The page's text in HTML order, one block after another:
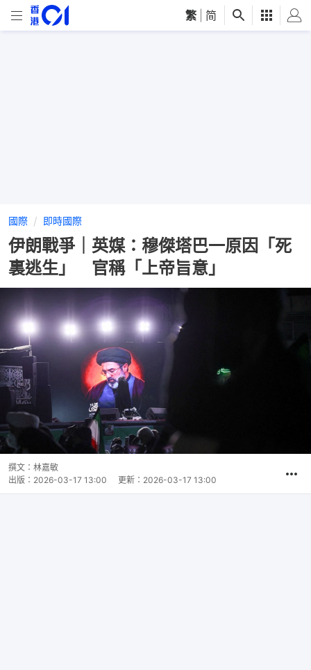
繁 简
國際 即時國際
伊朗戰爭｜英媒：穆傑塔巴一原因「死
裏逃生」 官稱「上帝旨意」
撰文： 林嘉敏
出版： 2026-03-17 13:00 更新： 2026-03-17 13:00